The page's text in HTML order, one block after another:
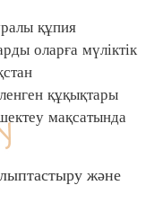
құпия
оларға мүліктік
құқықтары
мақсатында
және